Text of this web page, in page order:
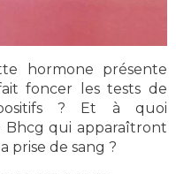
hormone présente
foncer les tests de
positifs ? Et à quoi
Bhcg qui apparaîtront
prise de sang ?